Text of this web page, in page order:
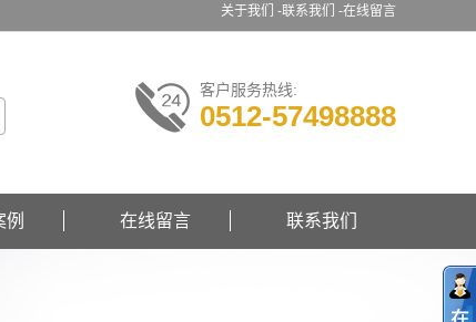
关于我们 -联系我们 -在线留言
客户服务热线:
0512-57498888
例 在线留言 联系我们